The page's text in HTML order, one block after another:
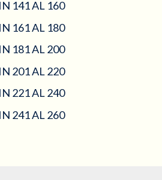
141 AL 160
161 AL 180
181 AL 200
201 AL 220
221 AL 240
241 AL 260